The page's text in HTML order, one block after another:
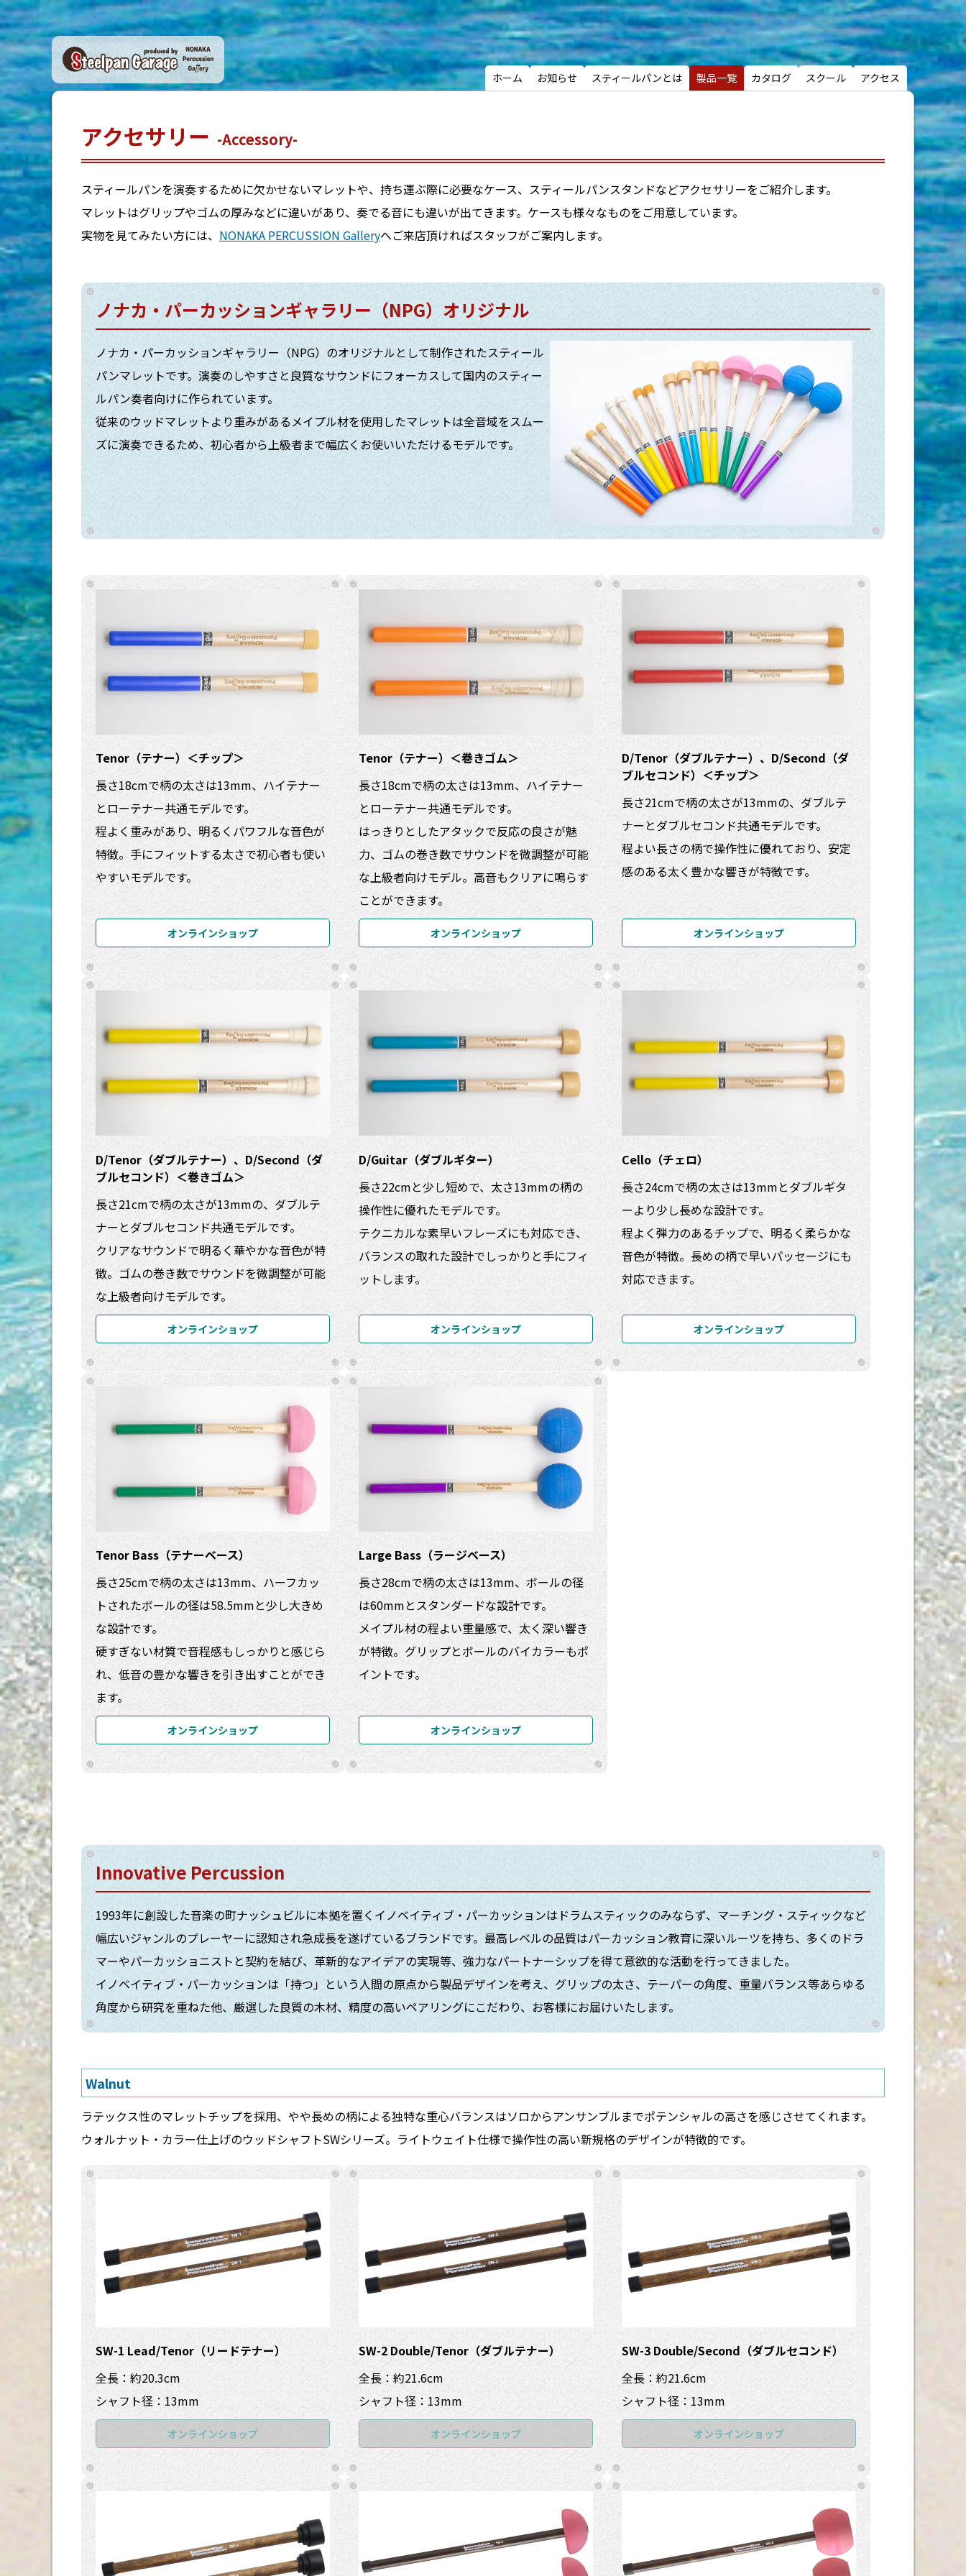
ホーム お知らせ スティールパンとは 製品一覧 カタログ スクール アクセス
アクセサリー -Accessory-
スティールパンを演奏するために欠かせないマレットや、持ち運ぶ際に必要なケース、スティールパンスタンドなどアクセサリーをご紹介します。
マレットはグリップやゴムの厚みなどに違いがあり、奏でる音にも違いが出てきます。ケースも様々なものをご用意しています。
実物を見てみたい方には、 NONAKA PERCUSSION Galleryへご来店頂ければスタッフがご案内します。
ノナカ・パーカッションギャラリー（NPG）オリジナル
ノナカ・パーカッションギャラリー（NPG）のオリジナルとして制作されたスティール
パンマレットです。演奏のしやすさと良質なサウンドにフォーカスして国内のスティー
ルパン奏者向けに作られています。
従来のウッドマレットより重みがあるメイプル材を使用したマレットは全音域をスムー
ズに演奏できるため、初心者から上級者まで幅広くお使いいただけるモデルです。
Tenor（テナー）＜チップ＞
長さ18cmで柄の太さは13mm、ハイテナー
とローテナー共通モデルです。
程よく重みがあり、明るくパワフルな音色が
特徴。手にフィットする太さで初心者も使い
やすいモデルです。
オンラインショップ
Tenor（テナー）＜巻きゴム＞
長さ18cmで柄の太さは13mm、ハイテナー
とローテナー共通モデルです。
はっきりとしたアタックで反応の良さが魅
力、ゴムの巻き数でサウンドを微調整が可能
な上級者向けモデル。高音もクリアに鳴らす
ことができます。
オンラインショップ
D/Tenor（ダブルテナー）、D/Second（ダ
ブルセコンド）＜チップ＞
長さ21cmで柄の太さが13mmの、ダブルテ
ナーとダブルセコンド共通モデルです。
程よい長さの柄で操作性に優れており、安定
感のある太く豊かな響きが特徴です。
オンラインショップ
D/Tenor（ダブルテナー）、D/Second（ダ
ブルセコンド）＜巻きゴム＞
長さ21cmで柄の太さが13mmの、ダブルテ
ナーとダブルセコンド共通モデルです。
クリアなサウンドで明るく華やかな音色が特
徴。ゴムの巻き数でサウンドを微調整が可能
な上級者向けモデルです。
オンラインショップ
D/Guitar（ダブルギター）
長さ22cmと少し短めで、太さ13mmの柄の
操作性に優れたモデルです。
テクニカルな素早いフレーズにも対応でき、
バランスの取れた設計でしっかりと手にフィ
ットします。
オンラインショップ
Cello（チェロ）
長さ24cmで柄の太さは13mmとダブルギタ
ーより少し長めな設計です。
程よく弾力のあるチップで、明るく柔らかな
音色が特徴。長めの柄で早いパッセージにも
対応できます。
オンラインショップ
Tenor Bass（テナーベース）
長さ25cmで柄の太さは13mm、ハーフカッ
トされたボールの径は58.5mmと少し大きめ
な設計です。
硬すぎない材質で音程感もしっかりと感じら
れ、低音の豊かな響きを引き出すことができ
ます。
オンラインショップ
Large Bass（ラージベース）
長さ28cmで柄の太さは13mm、ボールの径
は60mmとスタンダードな設計です。
メイプル材の程よい重量感で、太く深い響き
が特徴。グリップとボールのバイカラーもポ
イントです。
オンラインショップ
Innovative Percussion
1993年に創設した音楽の町ナッシュビルに本拠を置くイノベイティブ・パーカッションはドラムスティックのみならず、マーチング・スティックなど
幅広いジャンルのプレーヤーに認知され急成長を遂げているブランドです。最高レベルの品質はパーカッション教育に深いルーツを持ち、多くのドラ
マーやパーカッショニストと契約を結び、革新的なアイデアの実現等、強力なパートナーシップを得て意欲的な活動を行ってきました。
イノベイティブ・パーカッションは「持つ」という人間の原点から製品デザインを考え、グリップの太さ、テーパーの角度、重量バランス等あらゆる
角度から研究を重ねた他、厳選した良質の木材、精度の高いペアリングにこだわり、お客様にお届けいたします。
Walnut
ラテックス性のマレットチップを採用、やや長めの柄による独特な重心バランスはソロからアンサンブルまでポテンシャルの高さを感じさせてくれます。
ウォルナット・カラー仕上げのウッドシャフトSWシリーズ。ライトウェイト仕様で操作性の高い新規格のデザインが特徴的です。
SW-1 Lead/Tenor（リードテナー）
全長：約20.3cm
シャフト径：13mm
オンラインショップ
SW-2 Double/Tenor（ダブルテナー）
全長：約21.6cm
シャフト径：13mm
オンラインショップ
SW-3 Double/Second（ダブルセコンド）
全長：約21.6cm
シャフト径：13mm
オンラインショップ